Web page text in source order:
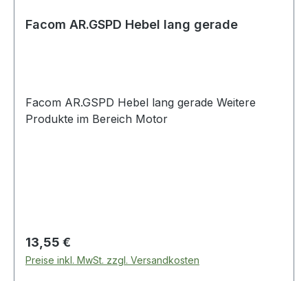
Facom AR.GSPD Hebel lang gerade
Facom AR.GSPD Hebel lang gerade Weitere
Produkte im Bereich Motor
Regulärer Preis:
13,55 €
Preise inkl. MwSt. zzgl. Versandkosten